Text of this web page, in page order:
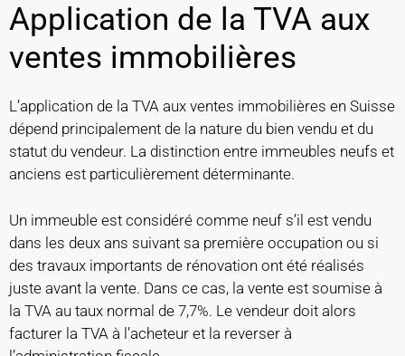
Application de la TVA aux
ventes immobilières
L’application de la TVA aux ventes immobilières en Suisse
dépend principalement de la nature du bien vendu et du
statut du vendeur. La distinction entre immeubles neufs et
anciens est particulièrement déterminante.
Un immeuble est considéré comme neuf s’il est vendu
dans les deux ans suivant sa première occupation ou si
des travaux importants de rénovation ont été réalisés
juste avant la vente. Dans ce cas, la vente est soumise à
la TVA au taux normal de 7,7%. Le vendeur doit alors
facturer la TVA à l’acheteur et la reverser à